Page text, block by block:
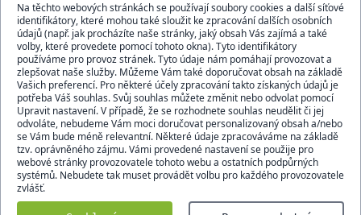
Na těchto webových stránkách se používají soubory cookies a další síťové
identifikátory, které mohou také sloužit ke zpracování dalších osobních
údajů (např. jak procházíte naše stránky, jaký obsah Vás zajímá a také
volby, které provedete pomocí tohoto okna). Tyto identifikátory
používáme pro provoz stránek. Tyto údaje nám pomáhají provozovat a
zlepšovat naše služby. Můžeme Vám také doporučovat obsah na základě
Vašich preferencí. Pro některé účely zpracování takto získaných údajů je
potřeba Váš souhlas. Svůj souhlas můžete změnit nebo odvolat pomocí
Upravit nastavení. V případě, že se rozhodnete souhlas neudělit či jej
odvoláte, nebudeme Vám moci doručovat personalizovaný obsah a/nebo
se Vám bude méně relevantní. Některé údaje zpracováváme na základě
tzv. oprávněného zájmu. Vámi provedené nastavení se použije pro
webové stránky provozovatele tohoto webu a ostatních podpůrných
systémů. Nebudete tak muset provádět volbu pro každého provozovatele
zvlášť.
DOPRAVCI
BEZPEČNÝ OBCHOD
Domacidoplnky.cz © 2007 - 2026